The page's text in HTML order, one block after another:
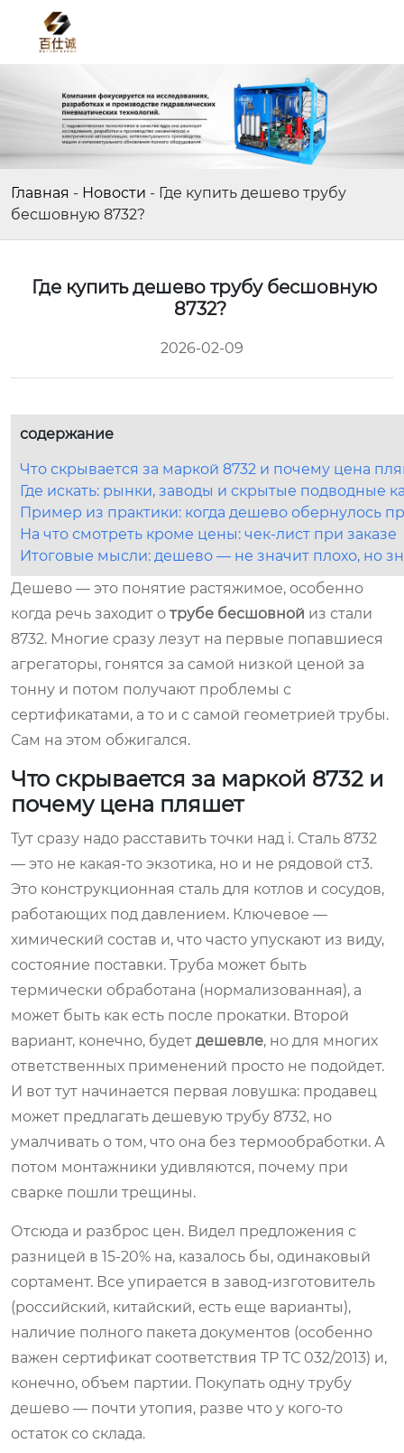
Главная - Новости - Где купить дешево трубу
бесшовную 8732?
Где купить дешево трубу бесшовную
8732?
2026-02-09
содержание
Что скрывается за маркой 8732 и почему цена
Где искать: рынки, заводы и скрытые подводные
Пример из практики: когда дешево обернулось
На что смотреть кроме цены: чек-лист при заказе
Итоговые мысли: дешево — не значит плохо, но
Дешево — это понятие растяжимое, особенно
когда речь заходит о трубе бесшовной из стали
8732. Многие сразу лезут на первые попавшиеся
агрегаторы, гонятся за самой низкой ценой за
тонну и потом получают проблемы с
сертификатами, а то и с самой геометрией трубы.
Сам на этом обжигался.
Что скрывается за маркой 8732 и
почему цена пляшет
Тут сразу надо расставить точки над i. Сталь 8732
— это не какая-то экзотика, но и не рядовой ст3.
Это конструкционная сталь для котлов и сосудов,
работающих под давлением. Ключевое —
химический состав и, что часто упускают из виду,
состояние поставки. Труба может быть
термически обработана (нормализованная), а
может быть как есть после прокатки. Второй
вариант, конечно, будет дешевле, но для многих
ответственных применений просто не подойдет.
И вот тут начинается первая ловушка: продавец
может предлагать дешевую трубу 8732, но
умалчивать о том, что она без термообработки. А
потом монтажники удивляются, почему при
сварке пошли трещины.
Отсюда и разброс цен. Видел предложения с
разницей в 15-20% на, казалось бы, одинаковый
сортамент. Все упирается в завод-изготовитель
(российский, китайский, есть еще варианты),
наличие полного пакета документов (особенно
важен сертификат соответствия ТР ТС 032/2013) и,
конечно, объем партии. Покупать одну трубу
дешево — почти утопия, разве что у кого-то
остаток со склада.